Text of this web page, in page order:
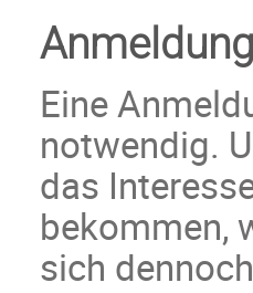
Eine
notwendig.
das
bekommen,
sich